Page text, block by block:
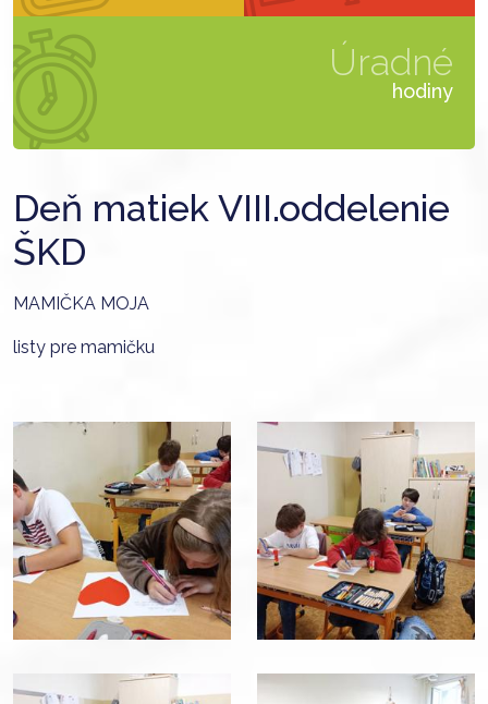
Úradné
hodiny
Deň matiek VIII.oddelenie
ŠKD
MAMIČKA MOJA
listy pre mamičku